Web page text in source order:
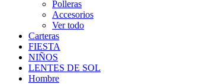
Polleras
Accesorios
Ver todo
Carteras
FIESTA
NIÑOS
LENTES DE SOL
Hombre